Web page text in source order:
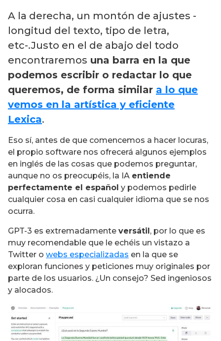
A la derecha, un montón de ajustes -
longitud del texto, tipo de letra,
etc-.Justo en el de abajo del todo
encontraremos una barra en la que
podemos escribir o redactar lo que
queremos, de forma similar a lo que
vemos en la artística y eficiente
Lexica.
Eso sí, antes de que comencemos a hacer locuras,
el propio software nos ofrecerá algunos ejemplos
en inglés de las cosas que podemos preguntar,
aunque no os preocupéis, la IA entiende
perfectamente el español y podemos pedirle
cualquier cosa en casi cualquier idioma que se nos
ocurra.
GPT-3 es extremadamente versátil , por lo que es
muy recomendable que le echéis un vistazo a
Twitter o webs especializadas en la que se
exploran funciones y peticiones muy originales por
parte de los usuarios. ¿Un consejo? Sed ingeniosos
y alocados.